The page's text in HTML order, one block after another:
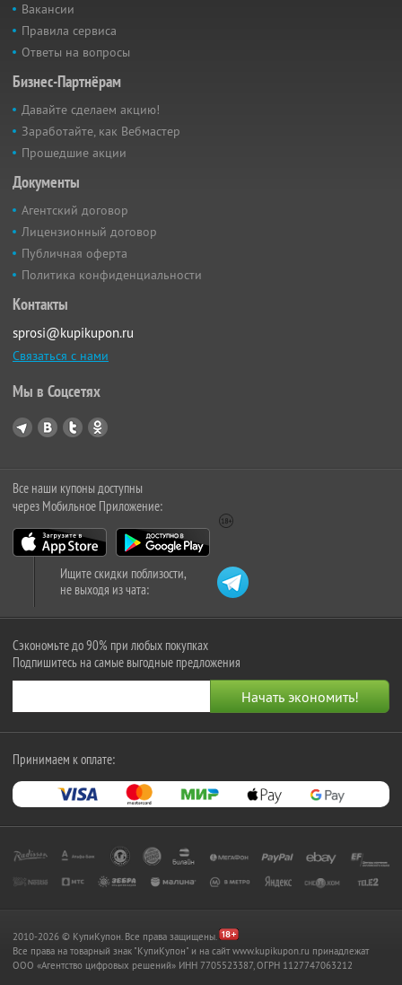
Вакансии
Правила сервиса
Ответы на вопросы
Бизнес-Партнёрам
Давайте сделаем акцию!
Заработайте, как Вебмастер
Прошедшие акции
Документы
Агентский договор
Лицензионный договор
Публичная оферта
Политика конфиденциальности
Контакты
sprosi@kupikupon.ru
Связаться с нами
Мы в Соцсетях
Все наши купоны доступны
через Мобильное Приложение:
Ищите скидки поблизости,
не выходя из чата:
Сэкономьте до 90% при любых покупках
Подпишитесь на самые выгодные предложения
Принимаем к оплате:
2010-2026 © КупиКупон. Все права защищены.
Все права на товарный знак "КупиКупон" и на сайт www.kupikupon.ru принадлежат
OOO «Агентство цифровых решений» ИНН 7705523387, ОГРН 1127747063212